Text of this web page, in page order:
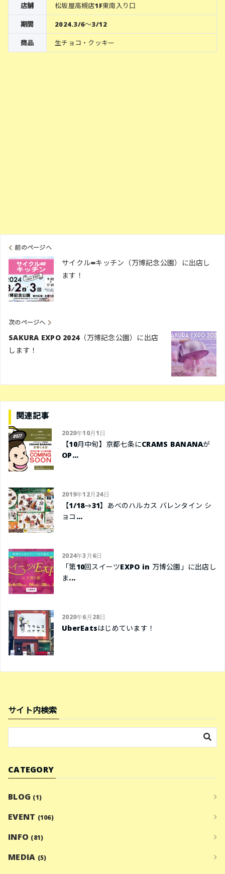
店舗 松坂屋高槻店1F東南入り口
期間 2024.3/6〜3/12
商品 生チョコ・クッキー
前のページへ
サイクル∞キッチン（万博記念公園）に出店し
ます！
次のページへ
SAKURA EXPO 2024（万博記念公園）に出店
します！
関連記事
2020年10月1日
【10月中旬】京都七条にCRAMS BANANAが
OP...
2019年12月24日
【1/18→31】あべのハルカス バレンタイン シ
ョコ...
2024年3月6日
「第10回スイーツEXPO in 万博公園」に出店し
ま...
2020年6月28日
UberEatsはじめています！
サイト内検索
CATEGORY
BLOG (1)
EVENT (106)
INFO (81)
MEDIA (5)